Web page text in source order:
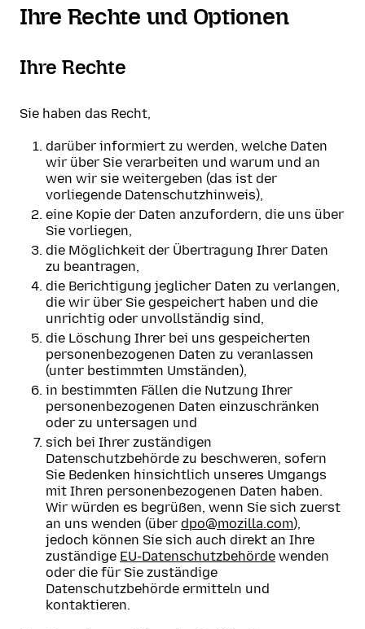
Ihre Rechte und Optionen
Ihre Rechte
Sie haben das Recht,
darüber informiert zu werden, welche Daten
wir über Sie verarbeiten und warum und an
wen wir sie weitergeben (das ist der
vorliegende Datenschutzhinweis),
eine Kopie der Daten anzufordern, die uns über
Sie vorliegen,
die Möglichkeit der Übertragung Ihrer Daten
zu beantragen,
die Berichtigung jeglicher Daten zu verlangen,
die wir über Sie gespeichert haben und die
unrichtig oder unvollständig sind,
die Löschung Ihrer bei uns gespeicherten
personenbezogenen Daten zu veranlassen
(unter bestimmten Umständen),
in bestimmten Fällen die Nutzung Ihrer
personenbezogenen Daten einzuschränken
oder zu untersagen und
sich bei Ihrer zuständigen
Datenschutzbehörde zu beschweren, sofern
Sie Bedenken hinsichtlich unseres Umgangs
mit Ihren personenbezogenen Daten haben.
Wir würden es begrüßen, wenn Sie sich zuerst
an uns wenden (über dpo@mozilla.com),
jedoch können Sie sich auch direkt an Ihre
zuständige EU-Datenschutzbehörde wenden
oder die für Sie zuständige
Datenschutzbehörde ermitteln und
kontaktieren.